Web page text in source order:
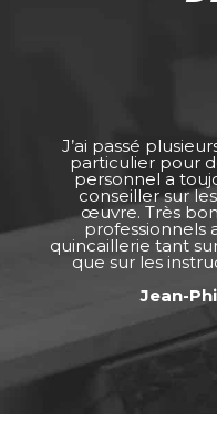
J’ai passé
particulier pour
personnel a
conseiller sur
œuvre. Très
professionnels
quincaillerie tant
que sur les
Jean-